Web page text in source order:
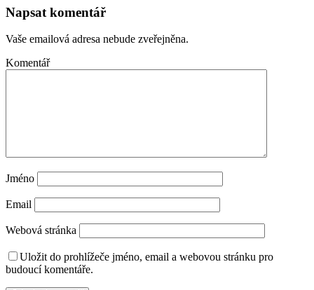
Napsat komentář
Vaše emailová adresa nebude zveřejněna.
Komentář
Jméno
Email
Webová stránka
Uložit do prohlížeče jméno, email a webovou stránku pro
budoucí komentáře.